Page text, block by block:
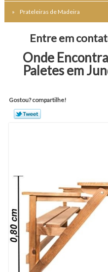
Prateleiras de Madeira
Entre em
Onde
Paletes em
Gostou? compartilhe!